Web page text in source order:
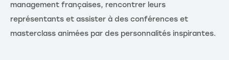
management françaises, rencontrer leurs
représentants et assister à des conférences et
masterclass animées par des personnalités inspirantes.